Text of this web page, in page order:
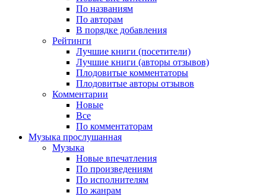
По названиям
По авторам
В порядке добавления
Рейтинги
Лучшие книги (посетители)
Лучшие книги (авторы отзывов)
Плодовитые комментаторы
Плодовитые авторы отзывов
Комментарии
Новые
Все
По комментаторам
Музыка прослушанная
Музыка
Новые впечатления
По произведениям
По исполнителям
По жанрам